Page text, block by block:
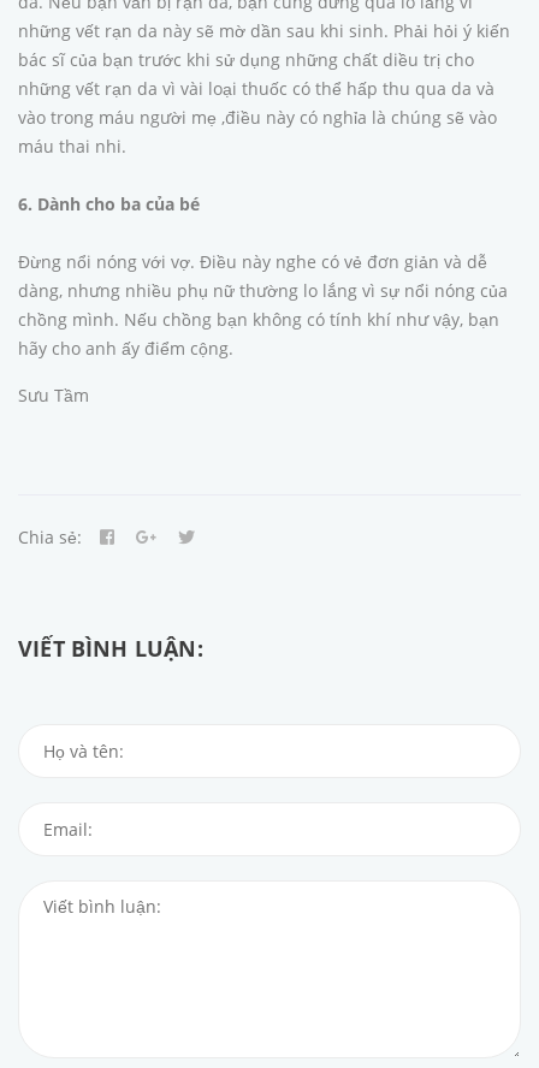
những vết rạn da này sẽ mờ dần sau khi sinh. Phải hỏi ý kiến
bác sĩ của bạn trước khi sử dụng những chất diều trị cho
những vết rạn da vì vài loại thuốc có thể hấp thu qua da và
vào trong máu người mẹ ,điều này có nghỉa là chúng sẽ vào
máu thai nhi.
6. Dành cho ba của bé
Đừng nổi nóng với vợ. Điều này nghe có vẻ đơn giản và dễ
dàng, nhưng nhiều phụ nữ thường lo lắng vì sự nổi nóng của
chồng mình. Nếu chồng bạn không có tính khí như vậy, bạn
hãy cho anh ấy điểm cộng.
Sưu Tầm
Chia sẻ:
VIẾT BÌNH LUẬN: